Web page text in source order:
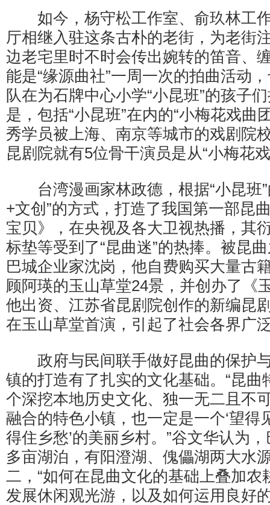
如今，杨守松工作室、俞玖林工
厅相继入驻这条古朴的老街，为老街
边老宅里时不时会传出婉转的笛音、
能是“缘源曲社”一周一次的拍曲活动
队在为石牌中心小学“小昆班”的孩子
是，包括“小昆班”在内的“小梅花戏曲
秀学员被上海、南京等城市的戏剧院
昆剧院就有5位骨干演员是从“小梅花
台湾漫画家林政德，根据“小昆班”
+文创”的方式，打造了我国第一部昆
宝贝》，在央视及各大卫视热播，其
标垫等受到了“昆曲迷”的热捧。被昆
巴城企业家沈岗，他自费购买大量古
顾阿瑛的玉山草堂24景，并创办了《
他出资、江苏省昆剧院创作的新编昆
在玉山草堂首演，引起了社会各界广
政府与民间联手做好昆曲的保护
镇的打造有了扎实的文化基础。“昆曲
个深挖本地历史文化、独一无二且不
融合的特色小镇，也一定是一个‘望得
得住乡愁’的美丽乡村。”谷文华认为
多亩湖泊，有阳澄湖、傀儡湖两大水
二，“如何在昆曲文化的基础上叠加农
发展休闲观光游，以及如何运用良好